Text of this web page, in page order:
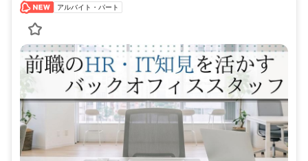
アルバイト・パート